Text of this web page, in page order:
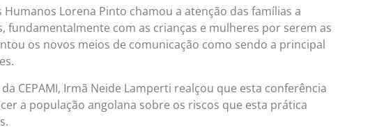
Lorena Pinto chamou a atenção das famílias a
fundamentalmente com as crianças e mulheres por serem as
os novos meios de comunicação como sendo a principal
CEPAMI, Irmã Neide Lamperti realçou que esta conferência
a população angolana sobre os riscos que esta prática